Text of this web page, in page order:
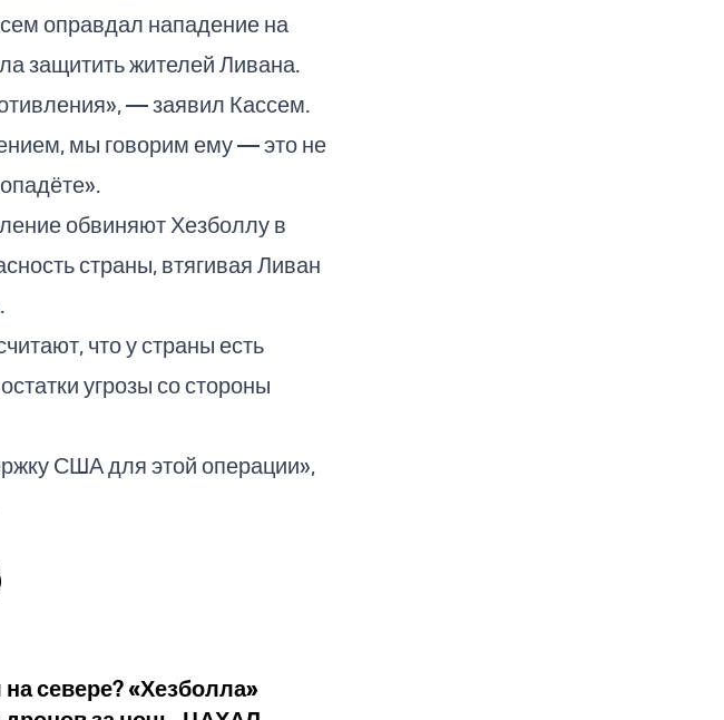
оправдал нападение на
защитить жителей Ливана.
— заявил Кассем.
мы говорим ему — это не
обвиняют Хезболлу в
страны, втягивая Ливан
что у страны есть
угрозы со стороны
США для этой операции»,
Print
севере? «Хезболла»